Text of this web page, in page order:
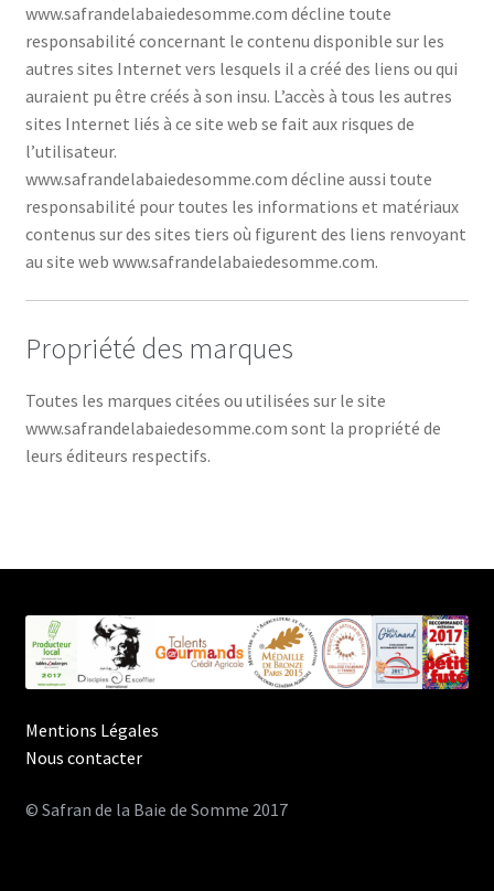
www.safrandelabaiedesomme.com décline toute
responsabilité concernant le contenu disponible sur les
autres sites Internet vers lesquels il a créé des liens ou qui
auraient pu être créés à son insu. L’accès à tous les autres
sites Internet liés à ce site web se fait aux risques de
l’utilisateur.
www.safrandelabaiedesomme.com décline aussi toute
responsabilité pour toutes les informations et matériaux
contenus sur des sites tiers où figurent des liens renvoyant
au site web www.safrandelabaiedesomme.com.
Propriété des marques
Toutes les marques citées ou utilisées sur le site
www.safrandelabaiedesomme.com sont la propriété de
leurs éditeurs respectifs.
Mentions Légales
Nous contacter
© Safran de la Baie de Somme 2017